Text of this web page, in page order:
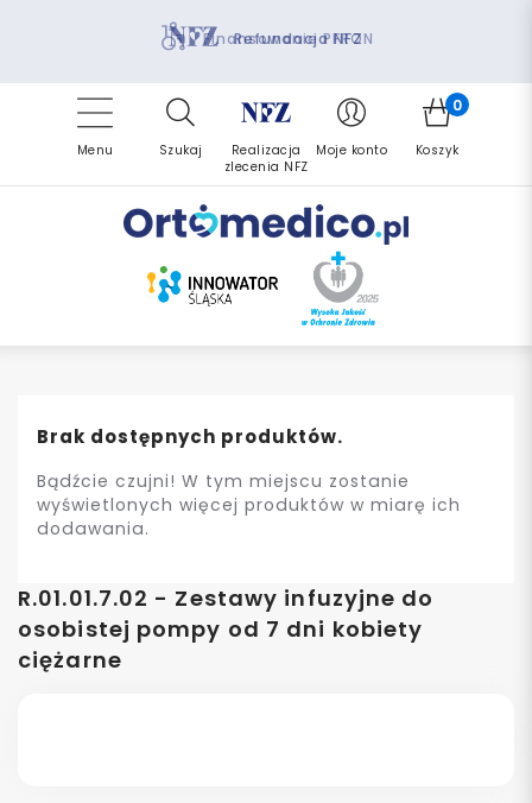
Darmowa dostawa
Pomoc fizjoterapeuty
Finansowanie PFRON
Refundacja NFZ
Zrealizuj zlecenie ponownie
Menu Szukaj
Realizacja
zlecenia NFZ
Moje konto
0
Koszyk
R.01.01.7.02 - Zestawy infuzyjne do
osobistej pompy od 7 dni kobiety
ciężarne
Brak dostępnych produktów.
Bądźcie czujni! W tym miejscu zostanie
wyświetlonych więcej produktów w miarę ich
dodawania.